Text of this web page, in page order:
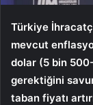
Türkiye
mevcut
dolar (5 bin
gerektiğini
taban fiyatı